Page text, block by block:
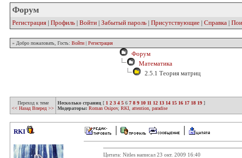
Форум
Регистрация | Профиль | Войти | Забытый пароль | Присутствующие | Справка |
» Добро пожаловать, Гость: Войти | Регистрация
Форум
Математика
2.5.1 Теория матриц
Переход к теме
<< Назад Вперед >>
Несколько страниц [ 1 2 3 4 5 6 7 8 9 10 11 12 13 14 15 16 17 18 19 ]
Модераторы: Roman Osipov, RKI attention paradise
RKI
Цитата: Nitles написал 23 окт. 2009 16:40